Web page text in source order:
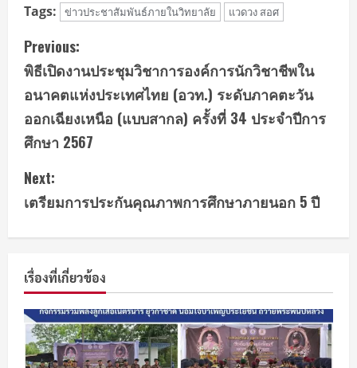
Tags:
ข่าวประชาสัมพันธ์ภายในวิทยาลัย แวดวง สอศ
C
o
n
t
i
n
e
R
e
Previous:
พิธีเปิดงานประชุมวิชาการองค์การนักวิชาชีพใน
อนาคตแห่งประเทศไทย (อวท.) ระดับภาคตะวัน
ออกเฉียงเหนือ (แบบสากล) ครั้งที่ 34 ประจำปีการ
ศึกษา 2567
Next:
เตรียมการประกันคุณภาพการศึกษาภายนอก 5 ปี
เรื่องที่เกี่ยวข้อง